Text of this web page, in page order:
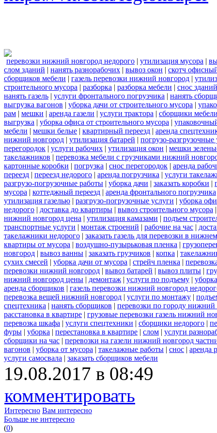
перевозки нижний новгород недорого | утилизация мусора |
слом зданий | нанять разнорабочих | вывоз окон | скотч
сборщиков мебели | газель перевозки нижний новгород |
строительного мусора | разборка | разборка мебели | снос зданий
нанять газель | услуги фронтального погрузчика | нанять
выгрузка вагонов | уборка дачи от строительного мусора |
рам | мешки | аренда газели | услуги трактора | сборщики
выгрузка | уборка офиса от строительного мусора |
мебели | мешки белые | квартирный переезд | аренда
нижний новгород | утилизация батарей | погрузо-разгрузочные
перегородок | услуги рабочих | утилизация окон | мешки
такелажников | перевозка мебели с грузчиками нижний
картонные коробки | погрузка | снос перегородок | аренда
переезд | переезд недорого | аренда погрузчика | услуги
разгрузо-погрузочные работы | уборка дачи | заказать коробки |
мусора | коттеджный переезд | аренда фронтального погрузчика
утилизация газелью | разгрузо-погрузочные услуги | уборка
недорого | доставка до квартиры | вывоз строительного мусора
нижний новгород цена | утилизация камазами | подъем
транспортные услуги | монтаж строений | рабочие на час |
такелажники недорого | заказать газель для перевозки в
квартиры от мусора | воздушно-пузырьковая пленка |
новгород | вывоз ванны | заказать грузчиков | копка |
сухих смесей | уборка дачи от мусора | стрейч пленка |
перевозки нижний новгород | вывоз батарей | вывоз плиты |
нижний новгород цены | демонтаж | услуги по подъему |
аренда сборщиков | газель перевозки нижний новгород
перевозка вещей нижний новгород | услуги по монтажу |
спецтехника | нанять сборщиков | перевозки по городу нижний
расстановка в квартире | грузовые перевозки газель нижний
перевозка шкафа | услуги спецтехники | сборщики недорого |
фуры | уборка | перестановка в квартире | слом | услуги
сборщики на час | перевозки на газели нижний новгород
вагонов | уборка от мусора | такелажные работы | снос | аренда
услуги самосвала | заказать сборщиков мебели
19.08.2017 в 08:49
комментировать
Интересно Вам интересно
Больше не интересно
(0)